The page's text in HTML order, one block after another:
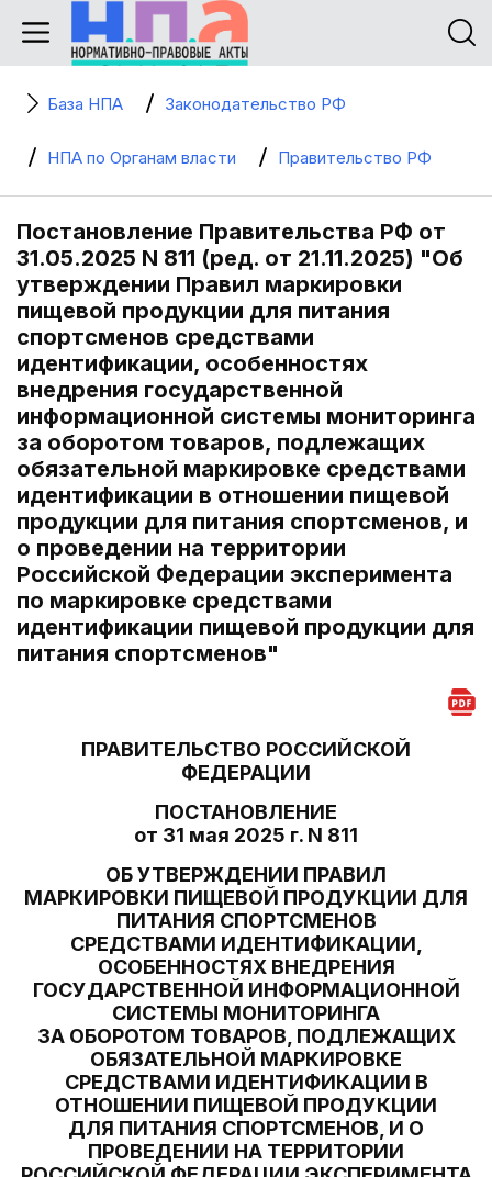
База НПА Законодательство РФ
НПА по Органам власти Правительство РФ
Постановление Правительства РФ от
31.05.2025 N 811 (ред. от 21.11.2025) "Об
утверждении Правил маркировки
пищевой продукции для питания
спортсменов средствами
идентификации, особенностях
внедрения государственной
информационной системы мониторинга
за оборотом товаров, подлежащих
обязательной маркировке средствами
идентификации в отношении пищевой
продукции для питания спортсменов, и
о проведении на территории
Российской Федерации эксперимента
по маркировке средствами
идентификации пищевой продукции для
питания спортсменов"
ПРАВИТЕЛЬСТВО РОССИЙСКОЙ
ФЕДЕРАЦИИ
ПОСТАНОВЛЕНИЕ
от 31 мая 2025 г. N 811
ОБ УТВЕРЖДЕНИИ ПРАВИЛ
МАРКИРОВКИ ПИЩЕВОЙ ПРОДУКЦИИ ДЛЯ
ПИТАНИЯ СПОРТСМЕНОВ
СРЕДСТВАМИ ИДЕНТИФИКАЦИИ,
ОСОБЕННОСТЯХ ВНЕДРЕНИЯ
ГОСУДАРСТВЕННОЙ ИНФОРМАЦИОННОЙ
СИСТЕМЫ МОНИТОРИНГА
ЗА ОБОРОТОМ ТОВАРОВ, ПОДЛЕЖАЩИХ
ОБЯЗАТЕЛЬНОЙ МАРКИРОВКЕ
СРЕДСТВАМИ ИДЕНТИФИКАЦИИ В
ОТНОШЕНИИ ПИЩЕВОЙ ПРОДУКЦИИ
ДЛЯ ПИТАНИЯ СПОРТСМЕНОВ, И О
ПРОВЕДЕНИИ НА ТЕРРИТОРИИ